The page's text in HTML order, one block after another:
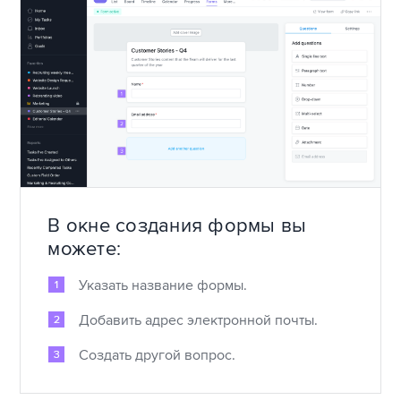
В окне создания формы вы
можете:
Указать название формы.
Добавить адрес электронной почты.
Создать другой вопрос.